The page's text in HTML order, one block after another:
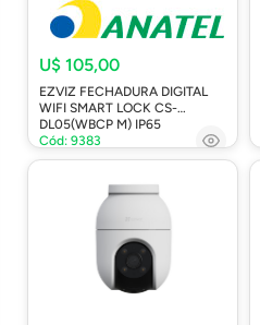
U$ 105,00
EZVIZ FECHADURA DIGITAL
WIFI SMART LOCK CS-
DL05(WBCP M) IP65
Cód: 9383